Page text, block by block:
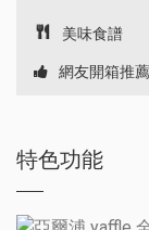
美味食譜
網友開箱推薦
特色功能